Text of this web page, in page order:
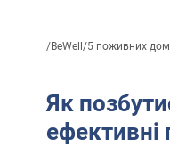
/BeWell /5 поживних
Як
ефективні